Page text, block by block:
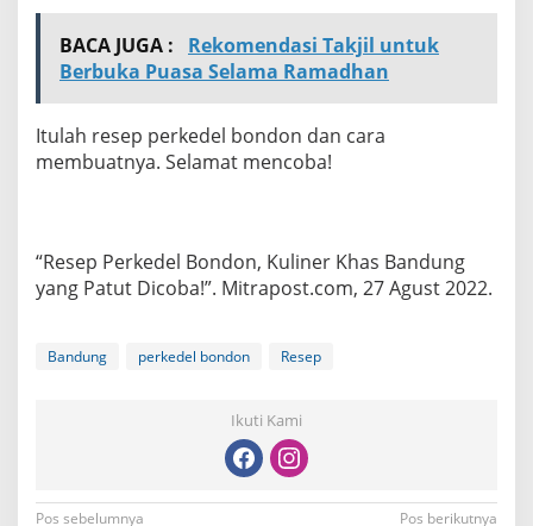
BACA JUGA :
Rekomendasi Takjil untuk
Berbuka Puasa Selama Ramadhan
Itulah resep perkedel bondon dan cara
membuatnya. Selamat mencoba!
“Resep Perkedel Bondon, Kuliner Khas Bandung
yang Patut Dicoba!”. Mitrapost.com, 27 Agust 2022.
Bandung perkedel bondon Resep
Ikuti Kami
Pos sebelumnya
Pos berikutnya